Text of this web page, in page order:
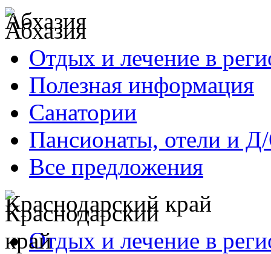
Абхазия
Отдых и лечение в
Полезная информация
Санатории
Пансионаты, отели и
Все предложения
Краснодарский край
Отдых и лечение в